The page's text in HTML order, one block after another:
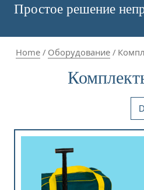
Простое решение
Home/ Оборудование/